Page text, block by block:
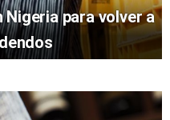
Nigeria para volver a